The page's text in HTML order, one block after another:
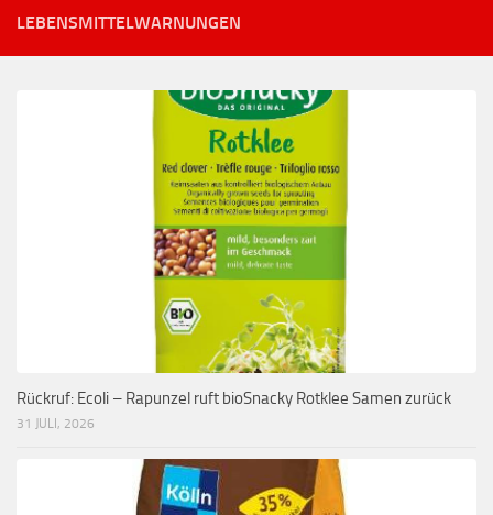
LEBENSMITTELWARNUNGEN
Rückruf: Ecoli – Rapunzel ruft bioSnacky Rotklee Samen zurück
31 JULI, 2026